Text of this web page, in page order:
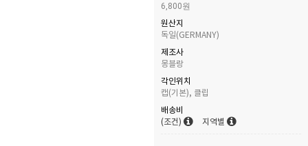
6,800원
원산지
독일(GERMANY)
제조사
몽블랑
각인위치
캡(기본), 클립
배송비
(조건)
지역별